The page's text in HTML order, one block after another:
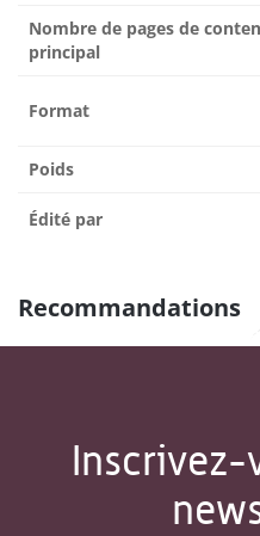
Nombre de pages de
principal
Format
Poids
Édité par
Recommandations
Inscrivez-